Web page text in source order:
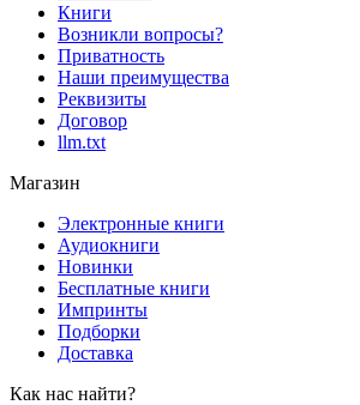
Книги
Возникли вопросы?
Приватность
Наши преимущества
Реквизиты
Договор
llm.txt
Магазин
Электронные книги
Аудиокниги
Новинки
Бесплатные книги
Импринты
Подборки
Доставка
Как нас найти?